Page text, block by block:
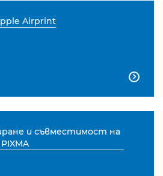
Airprint

и съвместимост на